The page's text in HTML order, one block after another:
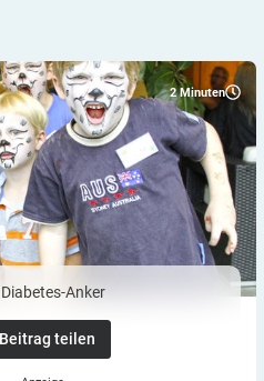
2 Minuten
Anker
Beitrag teilen